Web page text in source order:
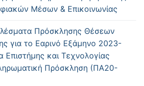
Μέσων & Επικοινωνίας
Πρόσκλησης Θέσεων
για το Εαρινό Εξάμηνο 2023-
Επιστήμης και Τεχνολογίας
Πρόσκληση (ΠΑ20-